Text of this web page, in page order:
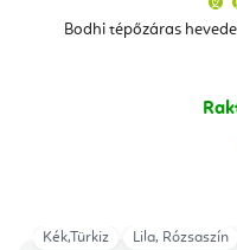
Bodhi tépőzáras
Kék,Türkiz Lila, Rózsaszín